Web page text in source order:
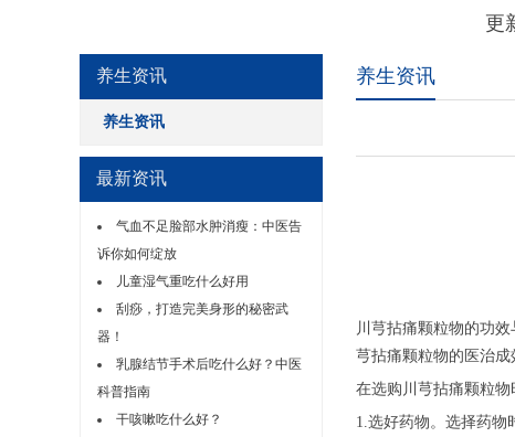
更
养生资讯
养生资讯
最新资讯
气血不足脸部水肿消瘦：中医告
诉你如何绽放
儿童湿气重吃什么好用
刮痧，打造完美身形的秘密武
器！
乳腺结节手术后吃什么好？中医
科普指南
干咳嗽吃什么好？
养生资讯
川芎拈痛颗粒物的功
芎拈痛颗粒物的医治
在选购川芎拈痛颗粒物
1.选好药物。选择药物